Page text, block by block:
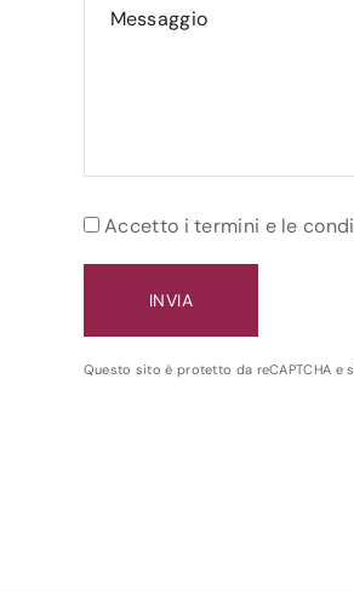
Accetto i termini e le
Questo sito è protetto da reCAPTCHA e